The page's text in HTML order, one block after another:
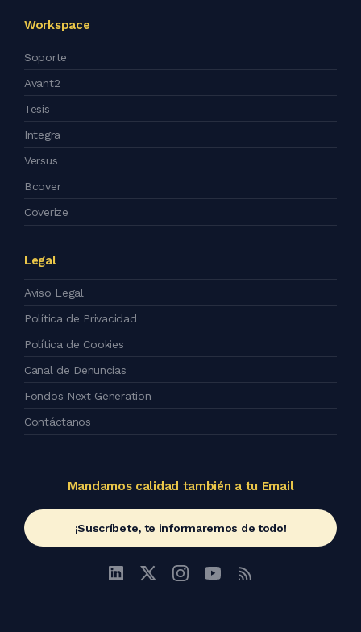
Workspace
Soporte
Avant2
Tesis
Integra
Versus
Bcover
Coverize
Legal
Aviso Legal
Política de Privacidad
Política de Cookies
Canal de Denuncias
Fondos Next Generation
Contáctanos
Mandamos calidad también a tu Email
¡Suscríbete, te informaremos de todo!